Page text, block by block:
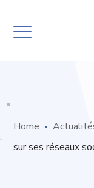
Home
sur ses réseaux